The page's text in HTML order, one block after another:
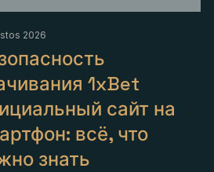
2026
1xBet
сайт на
всё, что
знать